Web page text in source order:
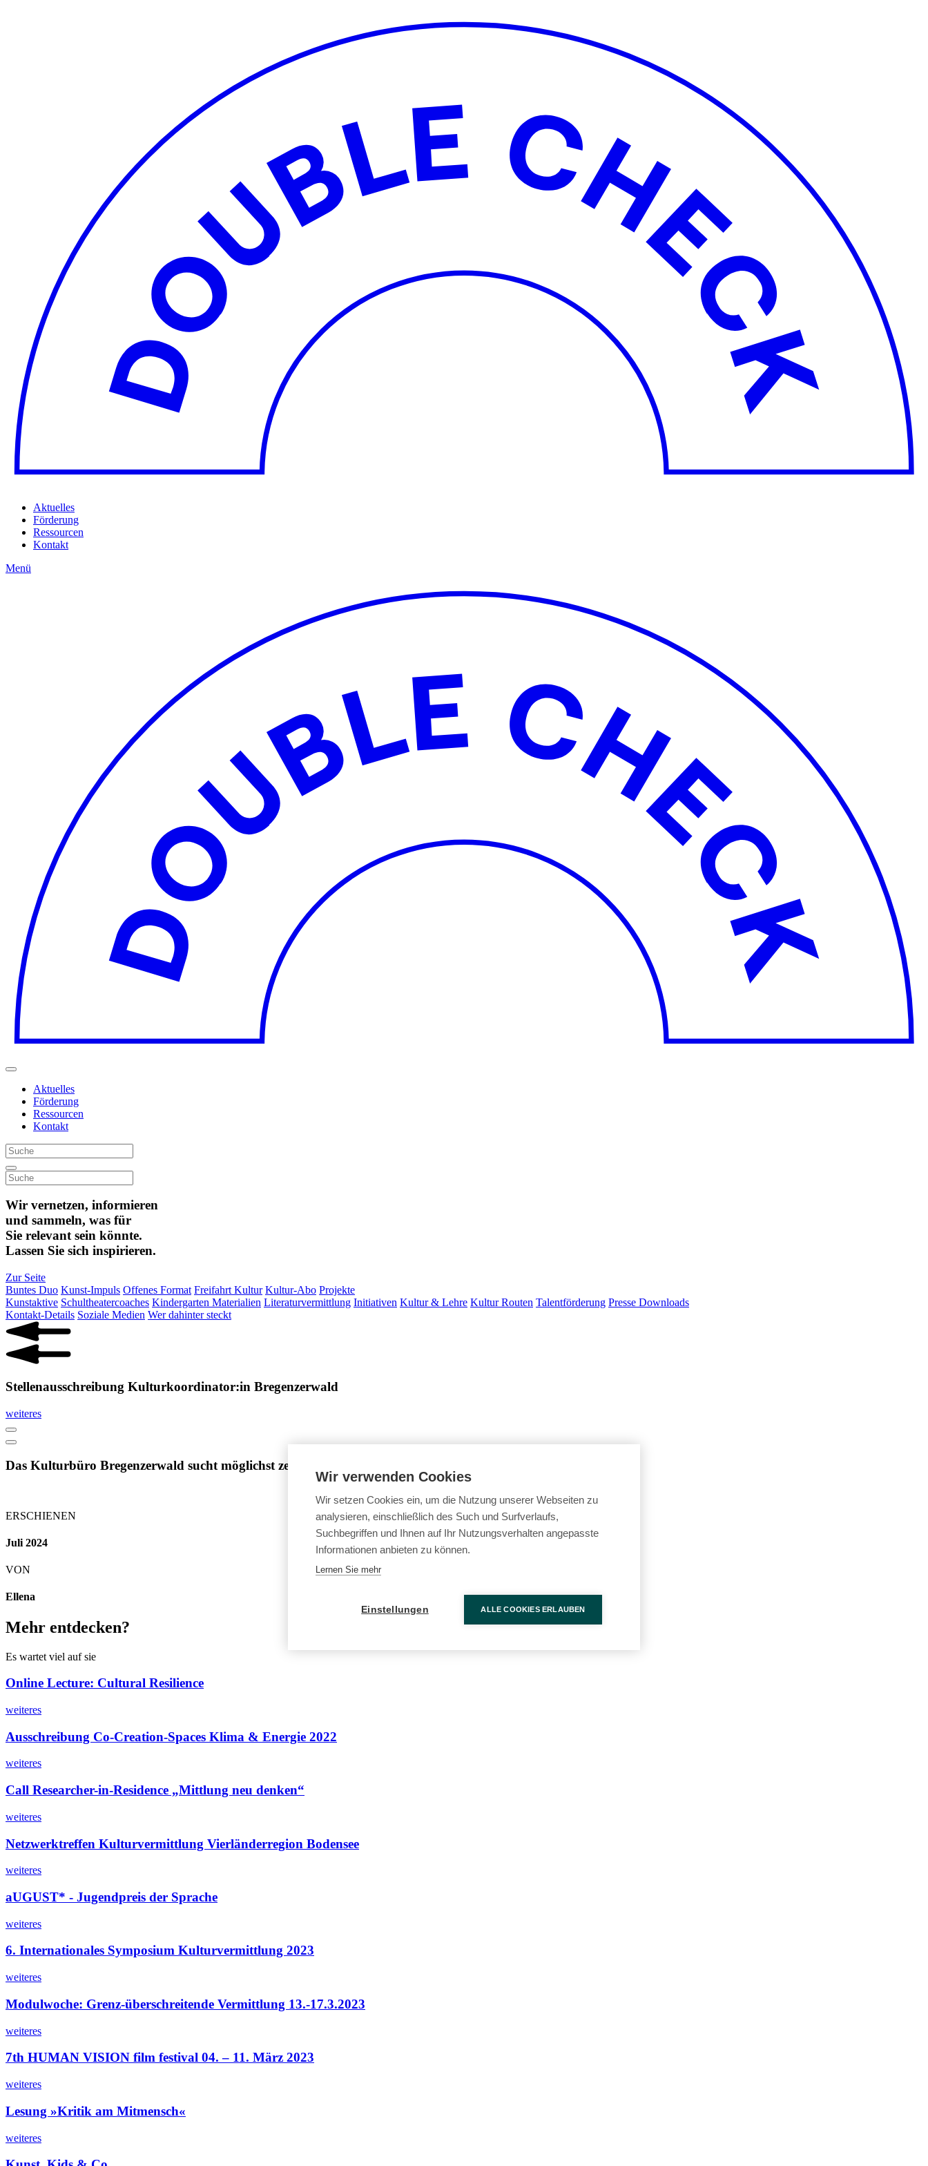
Aktuelles
Förderung
Ressourcen
Kontakt
Menü
Aktuelles
Förderung
Ressourcen
Kontakt
Wir vernetzen, informieren
und sammeln, was für
Sie relevant sein könnte.
Lassen Sie sich inspirieren.
Zur Seite
Buntes Duo Kunst-Impuls Offenes Format Freifahrt Kultur Kultur-Abo Projekte
Kunstaktive Schultheatercoaches Kindergarten Materialien Literaturvermittlung Initiativen Kultur & Lehre Kultur Routen Talentförderung Presse Downloads
Kontakt-Details Soziale Medien Wer dahinter steckt
Stellenausschreibung Kulturkoordinator:in Bregenzerwald
weiteres
Das Kulturbüro Bregenzerwald sucht möglichst zeitnah eine:n neue:n Kulturkoordinator:in.
ERSCHIENEN
Juli 2024
VON
Ellena
Mehr entdecken?
Es wartet viel auf sie
Online Lecture: Cultural Resilience
weiteres
Ausschreibung Co-Creation-Spaces Klima & Energie 2022
weiteres
Call Researcher-in-Residence „Mittlung neu denken“
weiteres
Netzwerktreffen Kulturvermittlung Vierländerregion Bodensee
weiteres
aUGUST* - Jugendpreis der Sprache
weiteres
6. Internationales Symposium Kulturvermittlung 2023
weiteres
Modulwoche: Grenz-überschreitende Vermittlung 13.-17.3.2023
weiteres
7th HUMAN VISION film festival 04. – 11. März 2023
weiteres
Lesung »Kritik am Mitmensch«
weiteres
Wir verwenden Cookies
Wir setzen Cookies ein, um die Nutzung unserer Webseiten zu
analysieren, einschließlich des Such und Surfverlaufs,
Suchbegriffen und Ihnen auf Ihr Nutzungsverhalten angepasste
Informationen anbieten zu können.
Lernen Sie mehr
Einstellungen ALLE COOKIES ERLAUBEN